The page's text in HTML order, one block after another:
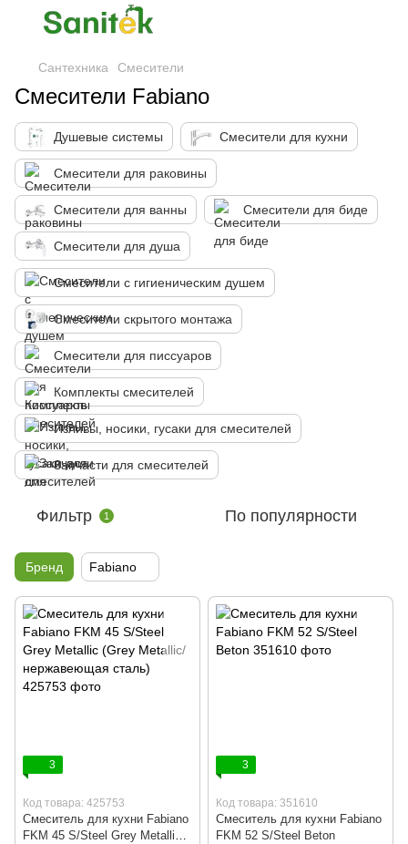
Сантехника Смесители
Смесители Fabiano
Душевые системы Смесители для кухни
Смесители для раковины
Смесители для ванны Смесители для биде
Смесители для душа
Смесители с гигиеническим душем
Смесители скрытого монтажа
Смесители для писсуаров
Комплекты смесителей
Изливы, носики, гусаки для смесителей
Запчасти для смесителей
Фильтр 1 По популярности
Бренд Fabiano
3
Код товара: 425753
Смеситель для кухни Fabiano
FKM 45 S/Steel Grey Metallic
3
Код товара: 351610
Смеситель для кухни Fabiano
FKM 52 S/Steel Beton